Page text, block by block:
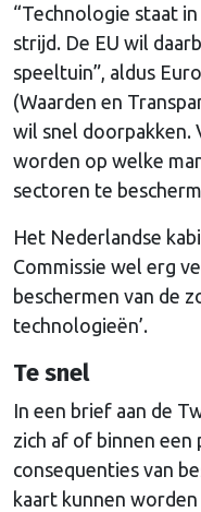
“Technologie staat
strijd. De EU wil
speeltuin”, aldus
(Waarden en
wil snel doorpakken.
worden op welke
sectoren te
Het Nederlandse
Commissie wel erg
beschermen van de
technologieën’.
Te snel
In een brief aan de
zich af of binnen een
consequenties van
kaart kunnen